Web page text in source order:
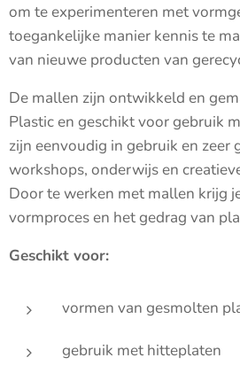
om te experimenteren met
toegankelijke manier kennis te
van nieuwe producten van
De mallen zijn ontwikkeld en
Plastic en geschikt voor gebruik
zijn eenvoudig in gebruik en zeer
workshops, onderwijs en
Door te werken met mallen krijg
vormproces en het gedrag van
Geschikt voor:
vormen van gesmolten
gebruik met hitteplaten